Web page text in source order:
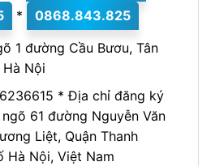
*
0868.843.825
1 đường Cầu Bươu, Tân
Hà Nội
* Địa chỉ đăng ký
61 đường Nguyễn Văn
Liệt, Quận Thanh
Hà Nội, Việt Nam